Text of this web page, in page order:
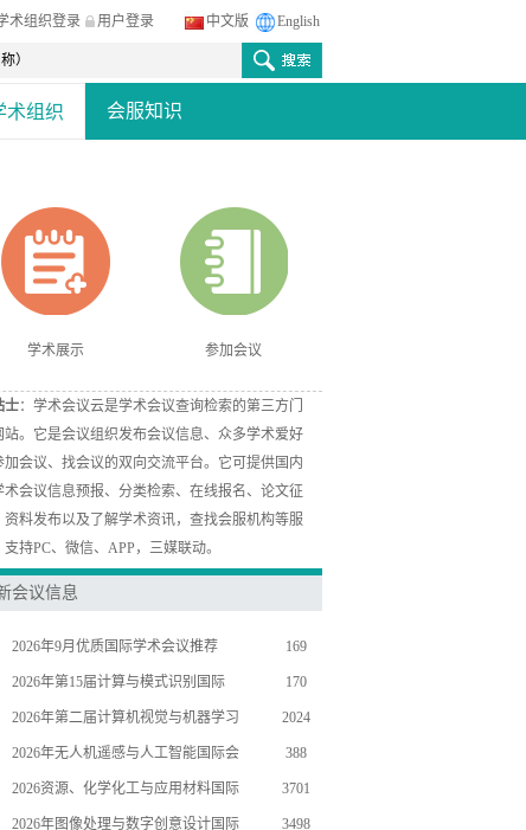
中文版 English
术组织登录 用户登录
术组织 会服知识
学术展示 参加会议
士：学术会议云是学术会议查询检索的第三方门
站。它是会议组织发布会议信息、众多学术爱好
加会议、找会议的双向交流平台。它可提供国内
术会议信息预报、分类检索、在线报名、论文征
资料发布以及了解学术资讯，查找会服机构等服
支持PC、微信、APP，三媒联动。
会议信息
2026年9月优质国际学术会议推荐 169
2026年第15届计算与模式识别国际 170
2026年第二届计算机视觉与机器学习 2024
2026年无人机遥感与人工智能国际会 388
2026资源、化学化工与应用材料国际 3701
2026年图像处理与数字创意设计国际 3498